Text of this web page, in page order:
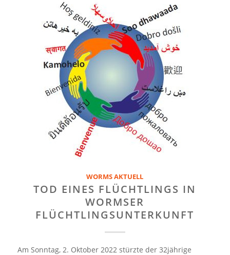
WORMS AKTUELL
TOD EINES FLÜCHTLINGS IN
WORMSER
FLÜCHTLINGSUNTERKUNFT
Am Sonntag, 2. Oktober 2022 stürzte der 32jährige